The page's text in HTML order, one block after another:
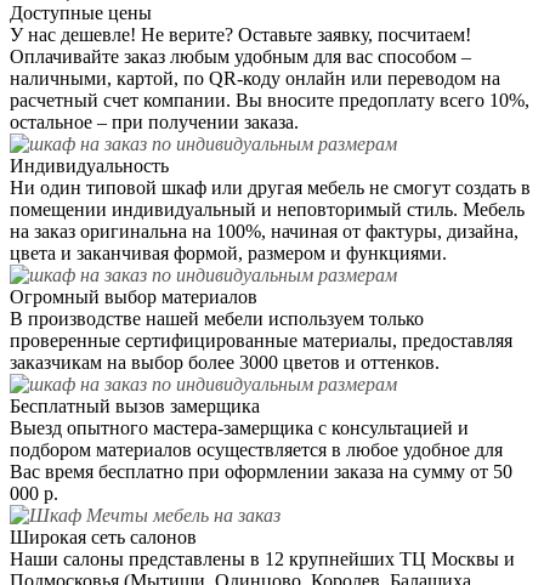
Доступные цены
У нас дешевле! Не верите? Оставьте заявку, посчитаем!
Оплачивайте заказ любым удобным для вас способом –
наличными, картой, по QR-коду онлайн или переводом на
расчетный счет компании. Вы вносите предоплату всего 10%,
остальное – при получении заказа.
Индивидуальность
Ни один типовой шкаф или другая мебель не смогут создать в
помещении индивидуальный и неповторимый стиль. Мебель
на заказ оригинальна на 100%, начиная от фактуры, дизайна,
цвета и заканчивая формой, размером и функциями.
Огромный выбор материалов
В производстве нашей мебели используем только
проверенные сертифицированные материалы, предоставляя
заказчикам на выбор более 3000 цветов и оттенков.
Бесплатный вызов замерщика
Выезд опытного мастера-замерщика с консультацией и
подбором материалов осуществляется в любое удобное для
Вас время бесплатно при оформлении заказа на сумму от 50
000 р.
Широкая сеть салонов
Наши салоны представлены в 12 крупнейших ТЦ Москвы и
Подмосковья (Мытищи, Одинцово, Королев, Балашиха,